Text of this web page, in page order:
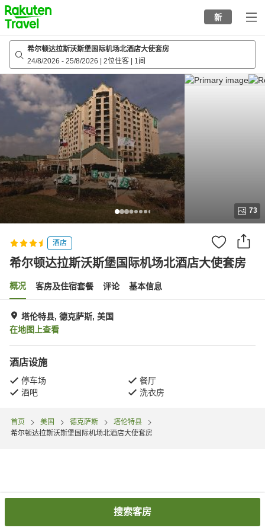
to
top
page
新
希尔顿达拉斯沃斯堡国际机场北酒店大使套房
24/8/2026 - 25/8/2026 2位住客 1间
73
酒店
希尔顿达拉斯沃斯堡国际机场北酒店大使套房
概况 客房及住宿套餐 评论 基本信息
塔伦特县, 德克萨斯, 美国
在地图上查看
酒店设施
停车场
餐厅
酒吧
洗衣房
首页 美国 德克萨斯
塔伦特县
希尔顿达拉斯沃斯堡国际机场北酒店大使套房
搜索客房